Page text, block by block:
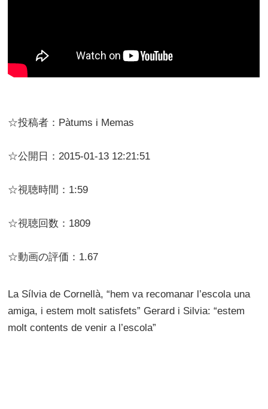
☆投稿者：Pàtums i Memas
☆公開日：2015-01-13 12:21:51
☆視聴時間：1:59
☆視聴回数：1809
☆動画の評価：1.67
La Sílvia de Cornellà, “hem va recomanar l’escola una
amiga, i estem molt satisfets” Gerard i Silvia: “estem
molt contents de venir a l’escola”